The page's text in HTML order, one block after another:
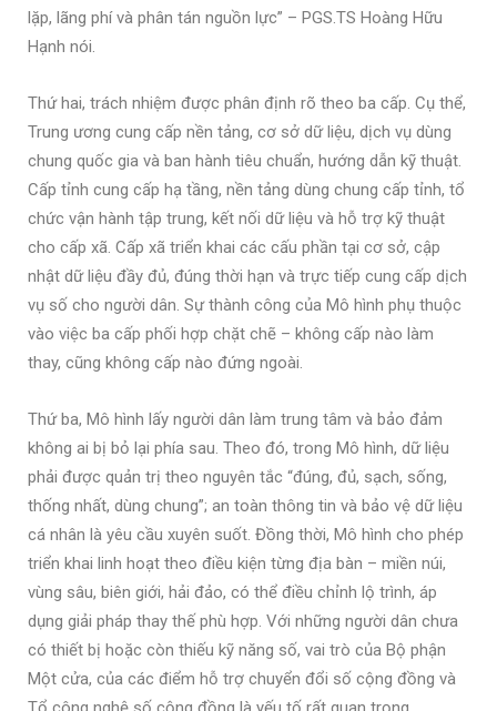
lặp, lãng phí và phân tán nguồn lực” – PGS.TS Hoàng Hữu
Hạnh nói.
Thứ hai, trách nhiệm được phân định rõ theo ba cấp. Cụ thể,
Trung ương cung cấp nền tảng, cơ sở dữ liệu, dịch vụ dùng
chung quốc gia và ban hành tiêu chuẩn, hướng dẫn kỹ thuật.
Cấp tỉnh cung cấp hạ tầng, nền tảng dùng chung cấp tỉnh, tổ
chức vận hành tập trung, kết nối dữ liệu và hỗ trợ kỹ thuật
cho cấp xã. Cấp xã triển khai các cấu phần tại cơ sở, cập
nhật dữ liệu đầy đủ, đúng thời hạn và trực tiếp cung cấp dịch
vụ số cho người dân. Sự thành công của Mô hình phụ thuộc
vào việc ba cấp phối hợp chặt chẽ – không cấp nào làm
thay, cũng không cấp nào đứng ngoài.
Thứ ba, Mô hình lấy người dân làm trung tâm và bảo đảm
không ai bị bỏ lại phía sau. Theo đó, trong Mô hình, dữ liệu
phải được quản trị theo nguyên tắc “đúng, đủ, sạch, sống,
thống nhất, dùng chung”; an toàn thông tin và bảo vệ dữ liệu
cá nhân là yêu cầu xuyên suốt. Đồng thời, Mô hình cho phép
triển khai linh hoạt theo điều kiện từng địa bàn – miền núi,
vùng sâu, biên giới, hải đảo, có thể điều chỉnh lộ trình, áp
dụng giải pháp thay thế phù hợp. Với những người dân chưa
có thiết bị hoặc còn thiếu kỹ năng số, vai trò của Bộ phận
Một cửa, của các điểm hỗ trợ chuyển đổi số cộng đồng và